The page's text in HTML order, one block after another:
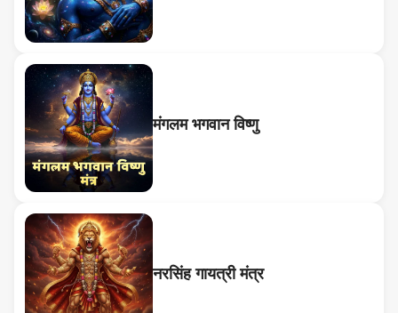
मंगलम भगवान विष्णु
नरसिंह गायत्री मंत्र